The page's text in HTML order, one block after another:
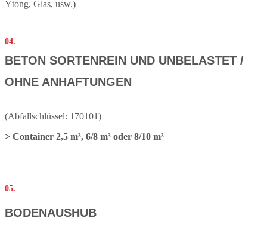
Ytong, Glas, usw.)
04.
BETON SORTENREIN UND UNBELASTET /
OHNE ANHAFTUNGEN
(Abfallschlüssel: 170101)
> Container 2,5 m³, 6/8 m³ oder 8/10 m³
05.
BODENAUSHUB